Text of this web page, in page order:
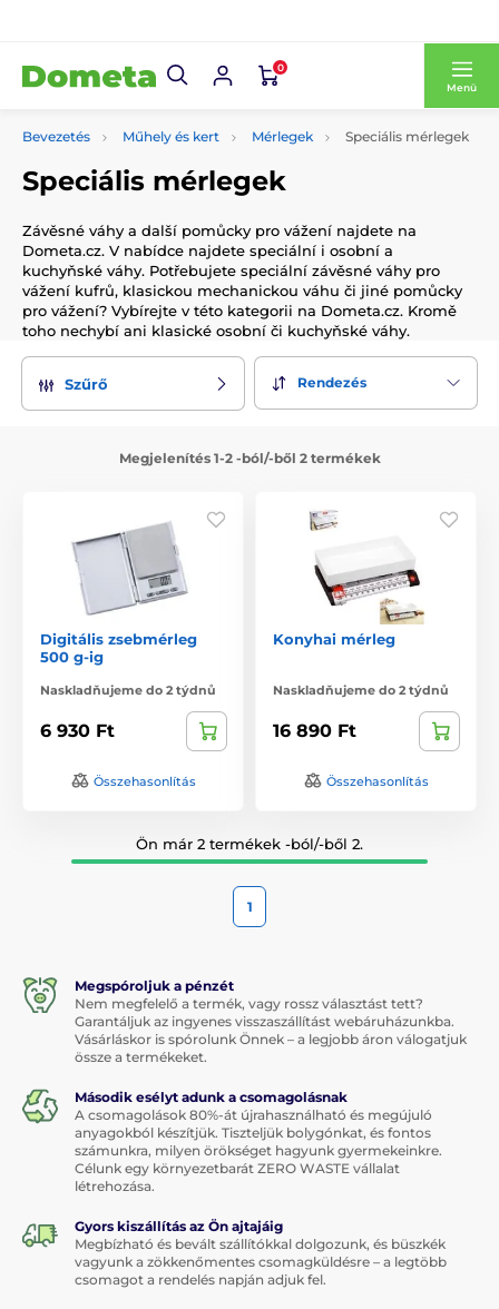
0
Menü
Bevezetés Műhely és kert Mérlegek Speciális mérlegek
Speciális mérlegek
Závěsné váhy a další pomůcky pro vážení najdete na
Dometa.cz. V nabídce najdete speciální i osobní a
kuchyňské váhy. Potřebujete speciální závěsné váhy pro
vážení kufrů, klasickou mechanickou váhu či jiné pomůcky
pro vážení? Vybírejte v této kategorii na Dometa.cz. Kromě
toho nechybí ani klasické osobní či kuchyňské váhy.
Szűrő Rendezés
Megjelenítés 1-2 -ból/-ből 2 termékek
Digitális zsebmérleg
500 g-ig
Naskladňujeme do 2 týdnů
6 930 Ft
Összehasonlítás
Konyhai mérleg
Naskladňujeme do 2 týdnů
16 890 Ft
Összehasonlítás
Ön már 2 termékek -ból/-ből 2.
1
Megspóroljuk a pénzét
Nem megfelelő a termék, vagy rossz választást tett?
Garantáljuk az ingyenes visszaszállítást webáruházunkba.
Vásárláskor is spórolunk Önnek – a legjobb áron válogatjuk
össze a termékeket.
Második esélyt adunk a csomagolásnak
A csomagolások 80%-át újrahasználható és megújuló
anyagokból készítjük. Tiszteljük bolygónkat, és fontos
számunkra, milyen örökséget hagyunk gyermekeinkre.
Célunk egy környezetbarát ZERO WASTE vállalat
létrehozása.
Gyors kiszállítás az Ön ajtajáig
Megbízható és bevált szállítókkal dolgozunk, és büszkék
vagyunk a zökkenőmentes csomagküldésre – a legtöbb
csomagot a rendelés napján adjuk fel.